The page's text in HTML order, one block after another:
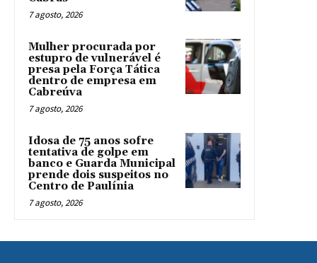
7 agosto, 2026
Mulher procurada por
estupro de vulnerável é
presa pela Força Tática
dentro de empresa em
Cabreúva
7 agosto, 2026
Idosa de 75 anos sofre
tentativa de golpe em
banco e Guarda Municipal
prende dois suspeitos no
Centro de Paulínia
7 agosto, 2026